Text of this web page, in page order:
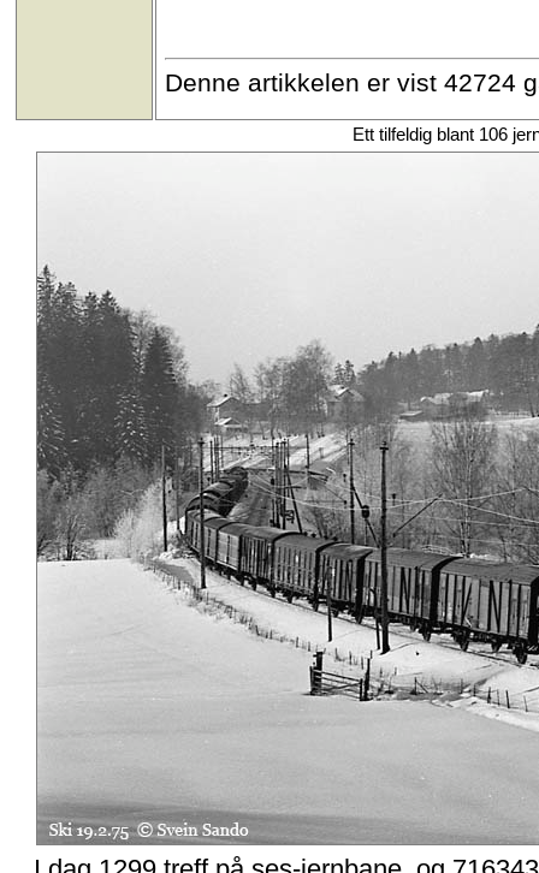
Denne artikkelen er vist 42724
Ett tilfeldig blant 106